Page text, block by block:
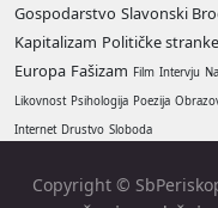
Gospodarstvo Slavonski
Kapitalizam Političke stranke
Europa Fašizam Film Intervju
Likovnost Psihologija Poezija
Internet Drustvo Sloboda
Copyright ©